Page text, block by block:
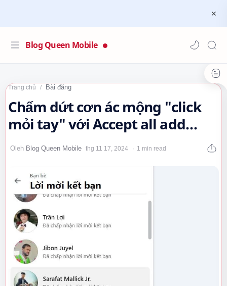
Blog Queen Mobile
Trang chủ Bài đăng
Chấm dứt cơn ác mộng "click
mỏi tay" với Accept all add
friend requests facebook with
One…
1 min read